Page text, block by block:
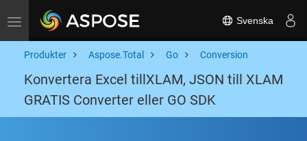
Toggle navigation Svenska
Produkter Aspose.Total Go Conversion
Konvertera Excel tillXLAM, JSON till XLAM
GRATIS Converter eller GO SDK